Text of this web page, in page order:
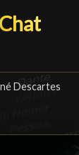
Descartes